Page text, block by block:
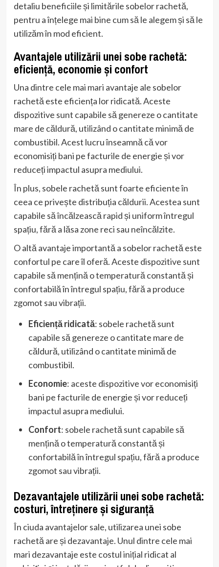
detaliu beneficiile și limitările sobelor rachetă,
pentru a înțelege mai bine cum să le alegem și să le
utilizăm în mod eficient.
Avantajele utilizării unei sobe rachetă:
eficiență, economie și confort
Una dintre cele mai mari avantaje ale sobelor
rachetă este eficiența lor ridicată. Aceste
dispozitive sunt capabile să genereze o cantitate
mare de căldură, utilizând o cantitate minimă de
combustibil. Acest lucru înseamnă că vor
economisiți bani pe facturile de energie și vor
reduceți impactul asupra mediului.
În plus, sobele rachetă sunt foarte eficiente în
ceea ce privește distribuția căldurii. Acestea sunt
capabile să încălzească rapid și uniform întregul
spațiu, fără a lăsa zone reci sau neîncălzite.
O altă avantaje importantă a sobelor rachetă este
confortul pe care îl oferă. Aceste dispozitive sunt
capabile să mențină o temperatură constantă și
confortabilă în întregul spațiu, fără a produce
zgomot sau vibrații.
Eficiență ridicată: sobele rachetă sunt
capabile să genereze o cantitate mare de
căldură, utilizând o cantitate minimă de
combustibil.
Economie: aceste dispozitive vor economisiți
bani pe facturile de energie și vor reduceți
impactul asupra mediului.
Confort: sobele rachetă sunt capabile să
mențină o temperatură constantă și
confortabilă în întregul spațiu, fără a produce
zgomot sau vibrații.
Dezavantajele utilizării unei sobe rachetă:
costuri, întreținere și siguranță
În ciuda avantajelor sale, utilizarea unei sobe
rachetă are și dezavantaje. Unul dintre cele mai
mari dezavantaje este costul inițial ridicat al